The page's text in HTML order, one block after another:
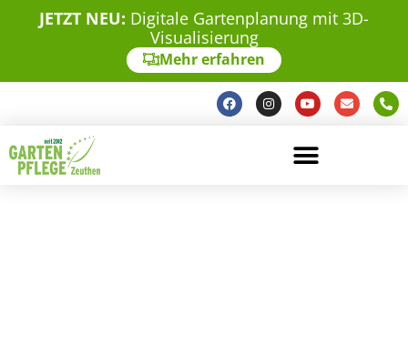
JETZT NEU: Digitale Gartenplanung mit 3D-
Visualisierung
Mehr erfahren